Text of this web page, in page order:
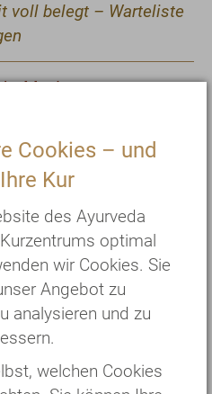
Cookies – und
Kur
des Ayurveda
optimal
wir Cookies. Sie
Angebot zu
analysieren und zu
welchen Cookies
voll belegt – Warteliste
Mylo (Heilpraktikerin)
Dr. Shivenarain Gupta
(Ärztin)